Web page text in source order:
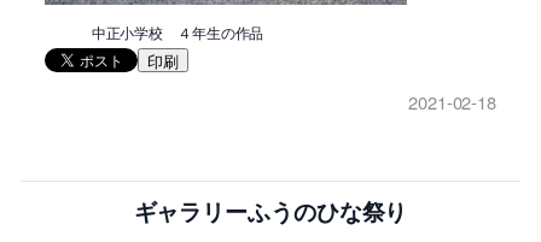
中正小学校 ４年生の作品
印刷
2021-02-18
ギャラリーふうのひな祭り